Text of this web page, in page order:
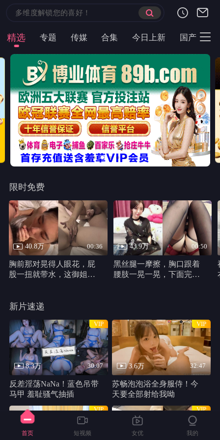
精选 专题 传媒 合集 今日上新 国产
限时免费
40.8万 00:36
胸前那对晃得人眼花，屁
股一扭就带水，这御姐身
43.9万 00:50
黑丝腿一摩擦，胸口跟着
腰肢一晃一晃，下面完全
新片速递
8.3万 30:07
VIP
反差淫荡NaNa！蓝色吊带
马甲 羞耻骚气抽插
3.6万 32:47
VIP
苏畅泡泡浴全身服侍！今
天要全部射给我呦
VIP VIP
首页 短视频 女优 我的